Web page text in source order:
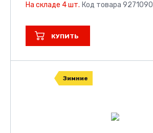
На складе 4 шт. Код товара 9271090
КУПИТЬ
Зимние